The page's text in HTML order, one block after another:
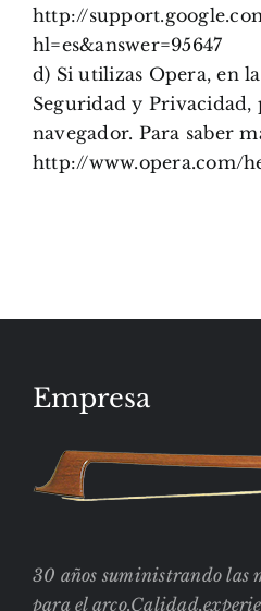
http://
hl=es&answer=95647
d) Si utilizas Opera, en
Seguridad y
navegador. Para saber
http://www.opera.com/
Empresa
30 años suministrando las
para el